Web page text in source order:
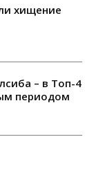
хищение
– в Топ-4
периодом